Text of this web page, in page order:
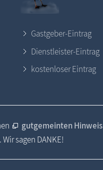
Gastgeber-Eintrag
Dienstleister-Eintrag
kostenloser Eintrag
gutgemeinten Hinweis
sagen DANKE!